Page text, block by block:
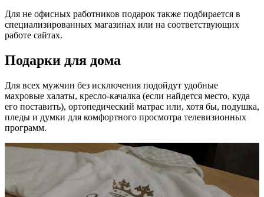
Для не офисных работников подарок также подбирается в
специализированных магазинах или на соответствующих
работе сайтах.
Подарки для дома
Для всех мужчин без исключения подойдут удобные
махровые халаты, кресло-качалка (если найдется место, куда
его поставить), ортопедический матрас или, хотя бы, подушка,
пледы и думки для комфортного просмотра телевизионных
программ.